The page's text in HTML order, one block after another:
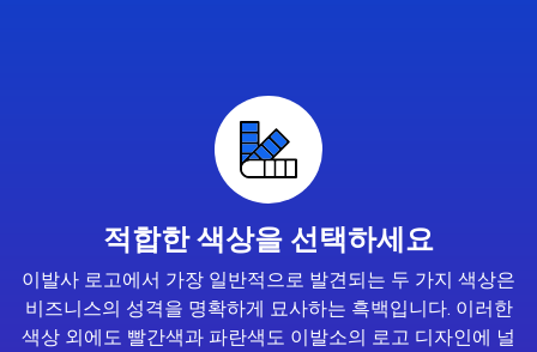
적합한 색상을 선택하세요
이발사 로고에서 가장 일반적으로 발견되는 두 가지 색상은
비즈니스의 성격을 명확하게 묘사하는 흑백입니다. 이러한
색상 외에도 빨간색과 파란색도 이발소의 로고 디자인에 널